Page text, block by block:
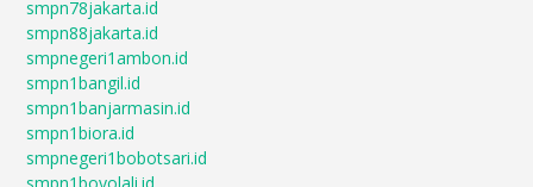
smpn78jakarta.id
smpn88jakarta.id
smpnegeri1ambon.id
smpn1bangil.id
smpn1banjarmasin.id
smpn1biora.id
smpnegeri1bobotsari.id